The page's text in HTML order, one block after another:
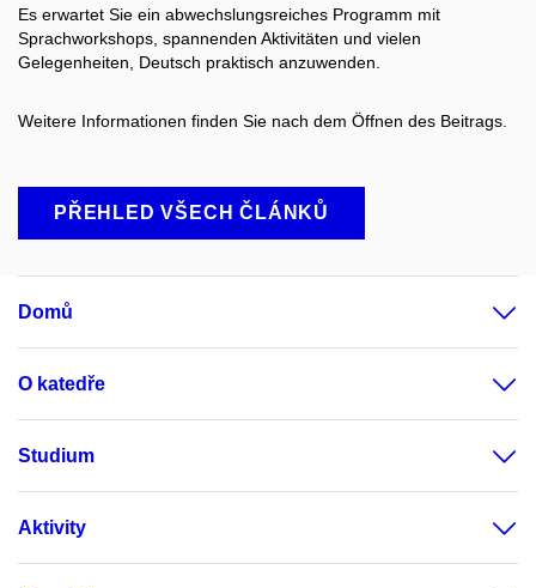
Es erwartet Sie ein abwechslungsreiches Programm mit
Sprachworkshops, spannenden Aktivitäten und vielen
Gelegenheiten, Deutsch praktisch anzuwenden.
Weitere Informationen finden Sie nach dem Öffnen des Beitrags.
PŘEHLED VŠECH ČLÁNKŮ
Domů
O katedře
Studium
Aktivity